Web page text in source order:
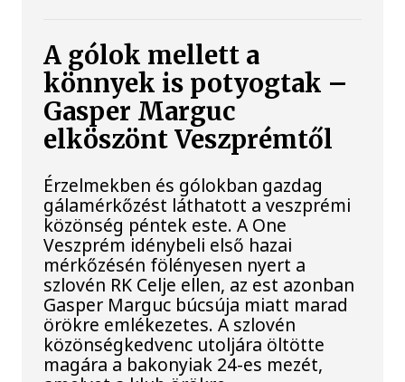
A gólok mellett a
könnyek is potyogtak –
Gasper Marguc
elköszönt Veszprémtől
Érzelmekben és gólokban gazdag
gálamérkőzést láthatott a veszprémi
közönség péntek este. A One
Veszprém idénybeli első hazai
mérkőzésén fölényesen nyert a
szlovén RK Celje ellen, az est azonban
Gasper Marguc búcsúja miatt marad
örökre emlékezetes. A szlovén
közönségkedvenc utoljára öltötte
magára a bakonyiak 24-es mezét,